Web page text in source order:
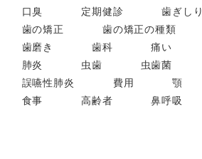
口臭
定期健診
歯ぎしり
歯の矯正
歯の矯正の種類
歯磨き
歯科 痛い
肺炎
虫歯 虫歯菌
誤嚥性肺炎
費用
顎
食事
高齢者 鼻呼吸